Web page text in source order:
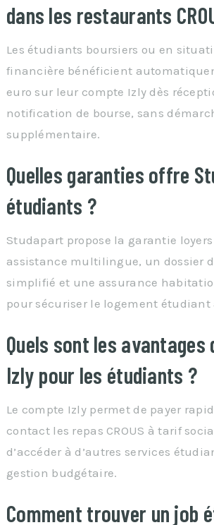
dans les restaurants
Les étudiants boursiers ou en
financière bénéficient
euro sur leur compte Izly dès
notification de bourse, sans
supplémentaire.
Quelles garanties offre
étudiants ?
Studapart propose la garantie
assistance multilingue, un dossier
simplifié et une assurance
pour sécuriser le logement étudiant
Quels sont les avantages
Izly pour les étudiants ?
Le compte Izly permet de payer
contact les repas CROUS à tarif
d’accéder à d’autres services
gestion budgétaire.
Comment trouver un job